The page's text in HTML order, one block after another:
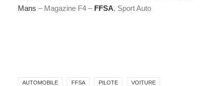
Mans – Magazine F4 – FFSA, Sport Auto
AUTOMOBILE FFSA PILOTE VOITURE